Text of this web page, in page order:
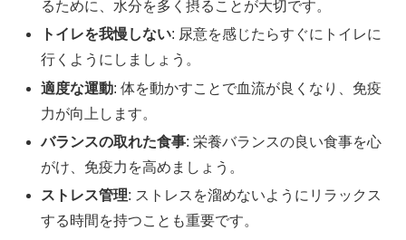
るために、水分を多く摂ることが大切です。
トイレを我慢しない: 尿意を感じたらすぐにトイレに
行くようにしましょう。
適度な運動: 体を動かすことで血流が良くなり、免疫
力が向上します。
バランスの取れた食事: 栄養バランスの良い食事を心
がけ、免疫力を高めましょう。
ストレス管理: ストレスを溜めないようにリラックス
する時間を持つことも重要です。